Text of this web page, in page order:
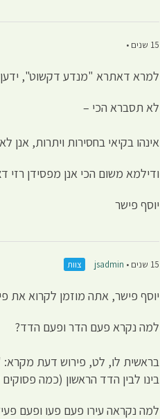
15 שנים •
למרא דאתרא "מנדע דקשוט", ידען
לא תסברא הכי –
אינהו בקיאי בחסירות ויתרות, אנן
ודילמא משום הכי אנן מפסידן רזי
יוסף פישר
15 שנים • jsadmin צוות
יוסף פישר, אתה מוזמן לקרוא את
למה נקרא פעם הדר ופעם הדד?
בראשית לו, לט, פירוש דעת מקרא:
בינו לבין הדד הראשון (כמה
למה נקראה עירו פעם פעו ופעם